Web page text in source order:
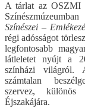
A tárlat az OSZMI
Színészei –
régi adósságot
legfontosabb
látleletet nyújt a
színházi világról.
számtalan
szervez,
Éjszakájára.